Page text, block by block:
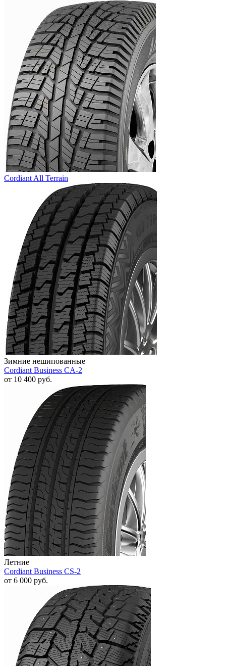
Cordiant All Terrain
Зимние нешипованные
Cordiant Business CA-2
от 10 400 руб.
Летние
Cordiant Business CS-2
от 6 000 руб.